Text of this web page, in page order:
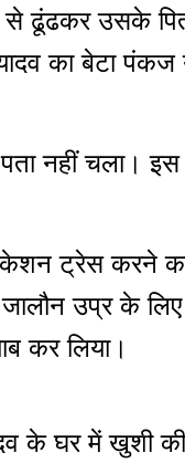
ढूंढकर उसके
का बेटा पंकज
नहीं चला।
ट्रेस करने का
उप्र के लिए
कर लिया।
के घर में खुशी